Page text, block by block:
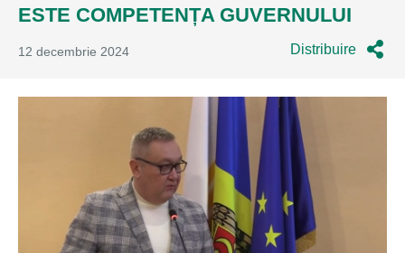
ESTE COMPETENȚA GUVERNULUI
12 decembrie 2024 Distribuire